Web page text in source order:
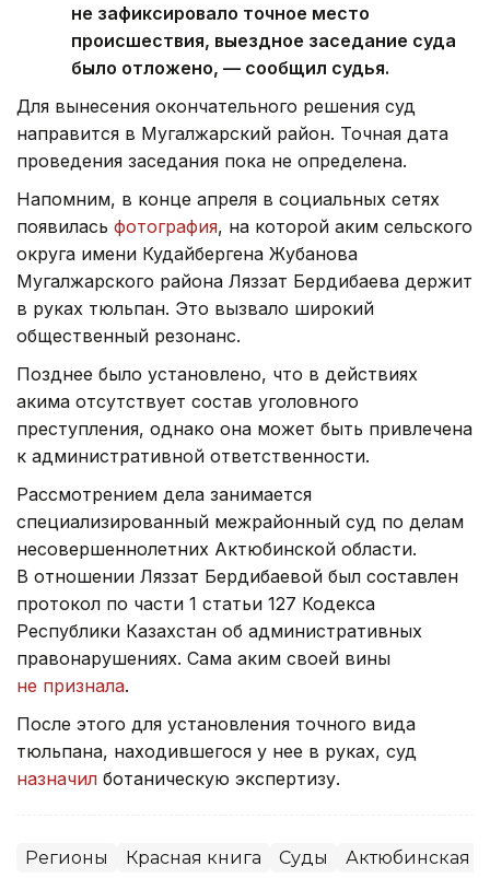
не зафиксировало точное место
происшествия, выездное заседание суда
было отложено, — сообщил судья.
Для вынесения окончательного решения суд
направится в Мугалжарский район. Точная дата
проведения заседания пока не определена.
Напомним, в конце апреля в социальных сетях
появилась фотография, на которой аким сельского
округа имени Кудайбергена Жубанова
Мугалжарского района Ляззат Бердибаева держит
в руках тюльпан. Это вызвало широкий
общественный резонанс.
Позднее было установлено, что в действиях
акима отсутствует состав уголовного
преступления, однако она может быть привлечена
к административной ответственности.
Рассмотрением дела занимается
специализированный межрайонный суд по делам
несовершеннолетних Актюбинской области.
В отношении Ляззат Бердибаевой был составлен
протокол по части 1 статьи 127 Кодекса
Республики Казахстан об административных
правонарушениях. Сама аким своей вины
не признала.
После этого для установления точного вида
тюльпана, находившегося у нее в руках, суд
назначил ботаническую экспертизу.
Регионы Красная книга Суды Актюбинская